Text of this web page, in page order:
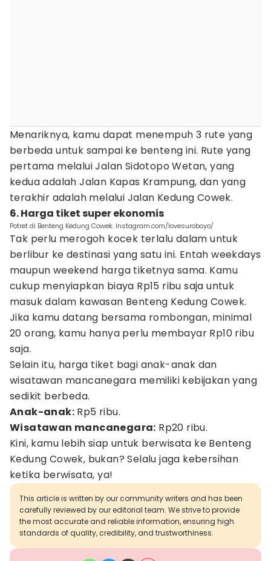
Menariknya, kamu dapat menempuh 3 rute yang
berbeda untuk sampai ke benteng ini. Rute yang
pertama melalui Jalan Sidotopo Wetan, yang
kedua adalah Jalan Kapas Krampung, dan yang
terakhir adalah melalui Jalan Kedung Cowek.
6. Harga tiket super ekonomis
Potret di Benteng Kedung Cowek. Instagram.com/lovesuroboyo/
Tak perlu merogoh kocek terlalu dalam untuk
berlibur ke destinasi yang satu ini. Entah weekdays
maupun weekend harga tiketnya sama. Kamu
cukup menyiapkan biaya Rp15 ribu saja untuk
masuk dalam kawasan Benteng Kedung Cowek.
Jika kamu datang bersama rombongan, minimal
20 orang, kamu hanya perlu membayar Rp10 ribu
saja.
Selain itu, harga tiket bagi anak-anak dan
wisatawan mancanegara memiliki kebijakan yang
sedikit berbeda.
Anak-anak: Rp5 ribu.
Wisatawan mancanegara: Rp20 ribu.
Kini, kamu lebih siap untuk berwisata ke Benteng
Kedung Cowek, bukan? Selalu jaga kebersihan
ketika berwisata, ya!
This article is written by our community writers and has been
carefully reviewed by our editorial team. We strive to provide
the most accurate and reliable information, ensuring high
standards of quality, credibility, and trustworthiness.